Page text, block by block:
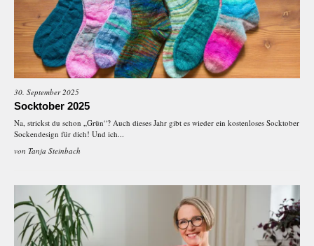
30. September 2025
Socktober 2025
Na, strickst du schon „Grün“? Auch dieses Jahr gibt es wieder ein kostenloses Socktober
Sockendesign für dich! Und ich...
von Tanja Steinbach